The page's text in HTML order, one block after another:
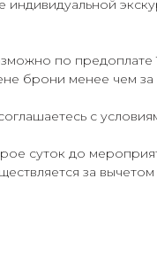
индивидуальной
по предоплате
брони менее чем
с
суток до
за